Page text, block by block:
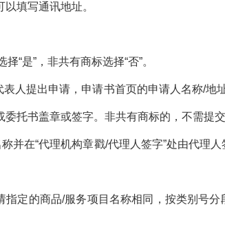
填写通讯地址。
择“是” ，非共有商标选择“否”。
表人提出申请，申请书首页的申请人名称/地
托书盖章或签字。非共有商标的，不需提交
并在“代理机构章戳/代理人签字”处由代理人
指定的商品/服务项目名称相同，按类别号